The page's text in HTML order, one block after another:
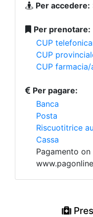
Per accedere:
Per prenotare:
CUP
CUP
CUP
Per pagare:
Banca
Posta
Riscuotitrice
Cassa
Pagamento on